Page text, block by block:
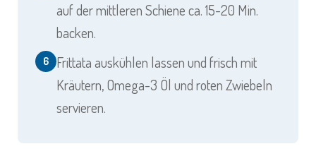
auf der mittleren Schiene ca. 15-20 Min.
backen.
6
Frittata auskühlen lassen und frisch mit
Kräutern, Omega-3 Öl und roten Zwiebeln
servieren.